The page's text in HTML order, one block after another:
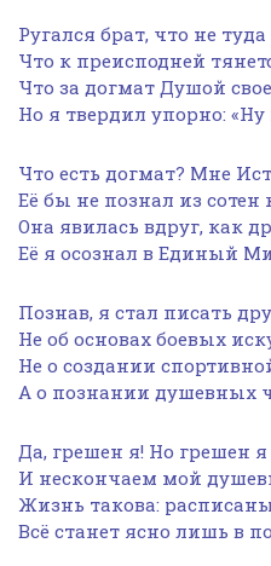
Ругался брат, что не
Что к преисподней
Что за догмат Душой
Но я твердил упорно: «Ну
Что есть догмат? Мне
Её бы не познал из сотен
Она явилась вдруг, как
Её я осознал в Единый
Познав, я стал писать
Не об основах боевых
Не о создании
А о познании душевных
Да, грешен я! Но грешен я
И нескончаем мой
Жизнь такова:
Всё станет ясно лишь в